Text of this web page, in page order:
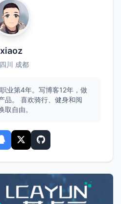
xiaoz
川 成都
业第4年。写博客12年，做
品。 喜欢骑行、健身和阅
取自由。